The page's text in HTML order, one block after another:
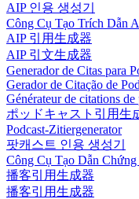
AIP 인용 생성기
Công Cụ Tạo Trích Dẫn
AIP 引用生成器
AIP 引文生成器
Generador de Citas para
Gerador de Citação de
Générateur de citations de
ポッドキャスト引用生
Podcast-Zitiergenerator
팟캐스트 인용 생성기
Công Cụ Tạo Dẫn Chứng
播客引用生成器
播客引用生成器